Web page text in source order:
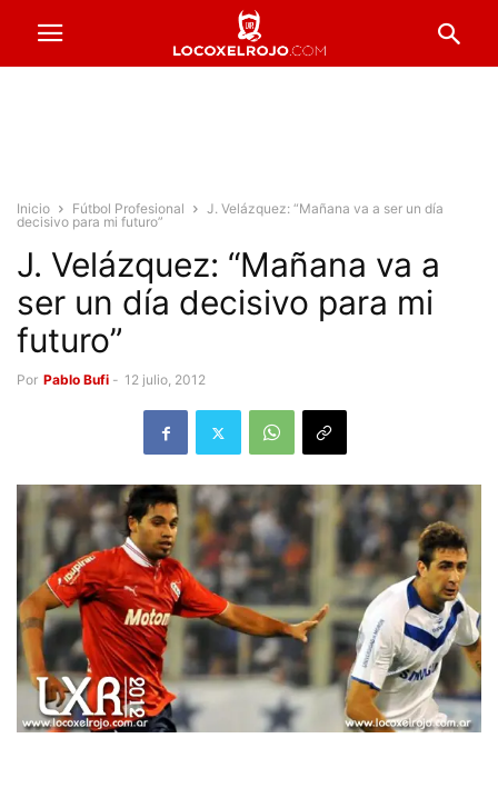
Inicio Fútbol Profesional
J. Velázquez: “Mañana va a ser un día
decisivo para mi futuro”
J. Velázquez: “Mañana va a
ser un día decisivo para mi
futuro”
Por Pablo Bufi - 12 julio, 2012